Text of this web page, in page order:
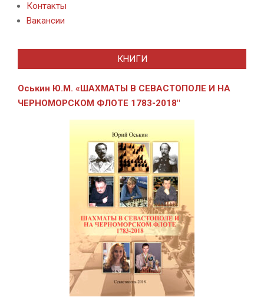
Контакты
Вакансии
КНИГИ
Оськин Ю.М. «ШАХМАТЫ В СЕВАСТОПОЛЕ И НА
ЧЕРНОМОРСКОМ ФЛОТЕ 1783-2018″